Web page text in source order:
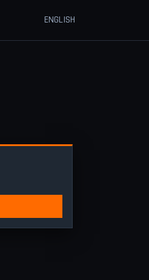
ENGLISH